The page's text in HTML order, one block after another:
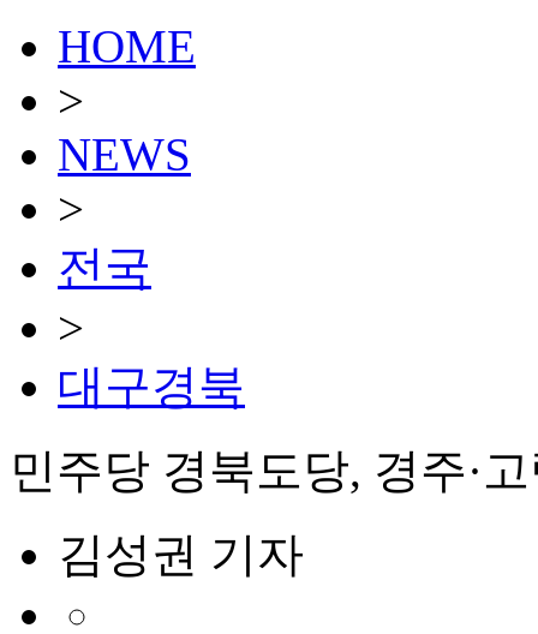
HOME
>
NEWS
>
전국
>
대구경북
민주당 경북도당, 경주·
김성권 기자